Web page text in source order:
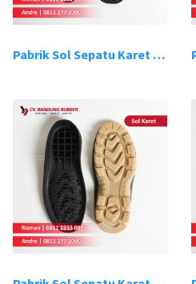
Pabrik Sol Sepatu Karet Bandung 15